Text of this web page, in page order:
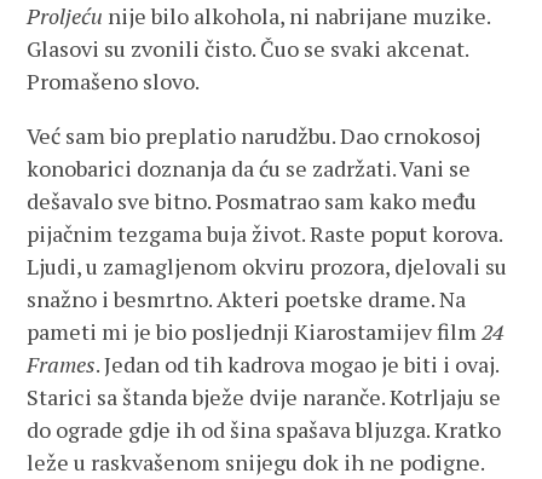
Proljeću nije bilo alkohola, ni nabrijane muzike.
Glasovi su zvonili čisto. Čuo se svaki akcenat.
Promašeno slovo.
Već sam bio preplatio narudžbu. Dao crnokosoj
konobarici doznanja da ću se zadržati. Vani se
dešavalo sve bitno. Posmatrao sam kako među
pijačnim tezgama buja život. Raste poput korova.
Ljudi, u zamagljenom okviru prozora, djelovali su
snažno i besmrtno. Akteri poetske drame. Na
pameti mi je bio posljednji Kiarostamijev film24
Frames. Jedan od tih kadrova mogao je biti i ovaj.
Starici sa štanda bježe dvije naranče. Kotrljaju se
do ograde gdje ih od šina spašava bljuzga. Kratko
leže u raskvašenom snijegu dok ih ne podigne.